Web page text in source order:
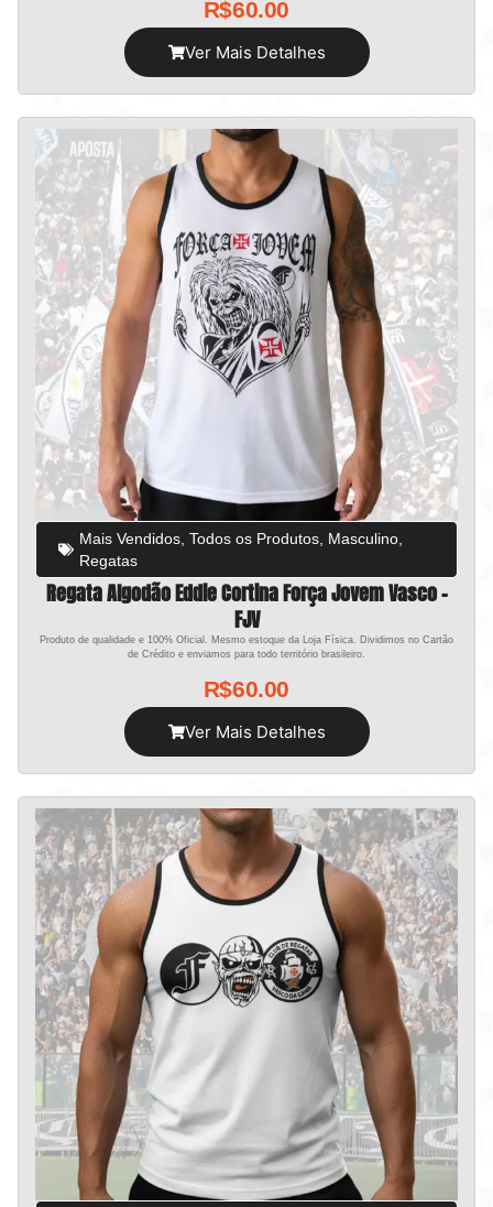
R$60.00
Ver Mais Detalhes
Mais Vendidos Todos os Produtos Masculino
Regatas
Regata Algodão Eddie Cortina Força Jovem Vasco –
FJV
Produto de qualidade e 100% Oficial. Mesmo estoque da Loja Física. Dividimos no Cartão
de Crédito e enviamos para todo território brasileiro.
R$60.00
Ver Mais Detalhes